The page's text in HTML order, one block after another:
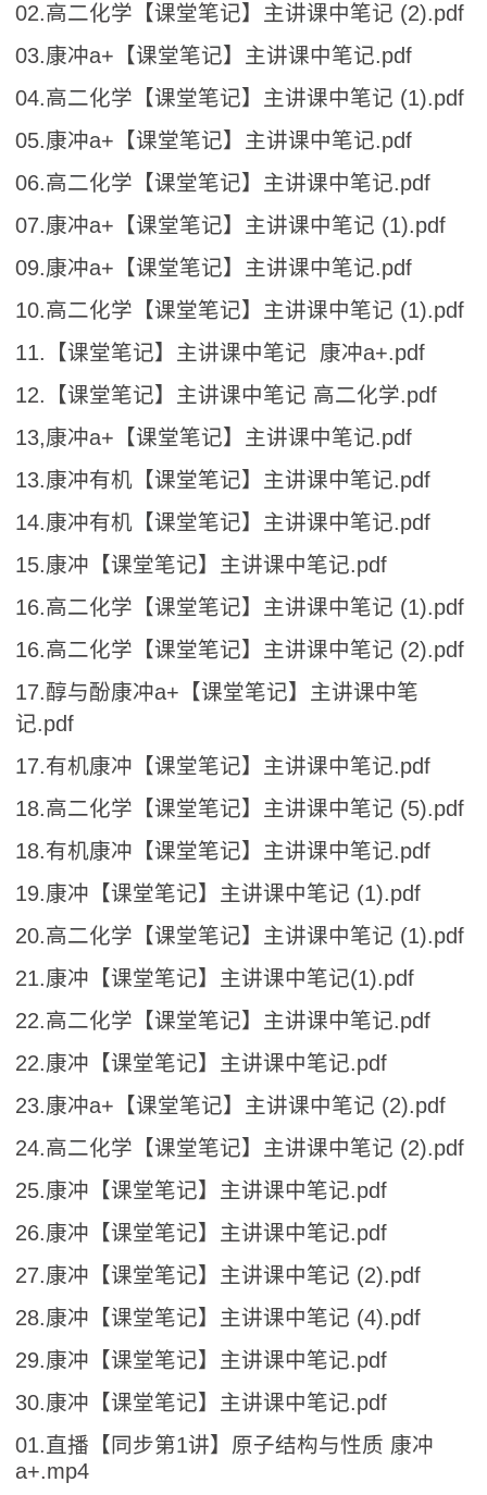
02.高二化学【课堂笔记】主讲课中笔记 (2).pdf
03.康冲a+【课堂笔记】主讲课中笔记.pdf
04.高二化学【课堂笔记】主讲课中笔记 (1).pdf
05.康冲a+【课堂笔记】主讲课中笔记.pdf
06.高二化学【课堂笔记】主讲课中笔记.pdf
07.康冲a+【课堂笔记】主讲课中笔记 (1).pdf
09.康冲a+【课堂笔记】主讲课中笔记.pdf
10.高二化学【课堂笔记】主讲课中笔记 (1).pdf
11.【课堂笔记】主讲课中笔记 康冲a+.pdf
12.【课堂笔记】主讲课中笔记 高二化学.pdf
13,康冲a+【课堂笔记】主讲课中笔记.pdf
13.康冲有机【课堂笔记】主讲课中笔记.pdf
14.康冲有机【课堂笔记】主讲课中笔记.pdf
15.康冲【课堂笔记】主讲课中笔记.pdf
16.高二化学【课堂笔记】主讲课中笔记 (1).pdf
16.高二化学【课堂笔记】主讲课中笔记 (2).pdf
17.醇与酚康冲a+【课堂笔记】主讲课中笔
记.pdf
17.有机康冲【课堂笔记】主讲课中笔记.pdf
18.高二化学【课堂笔记】主讲课中笔记 (5).pdf
18.有机康冲【课堂笔记】主讲课中笔记.pdf
19.康冲【课堂笔记】主讲课中笔记 (1).pdf
20.高二化学【课堂笔记】主讲课中笔记 (1).pdf
21.康冲【课堂笔记】主讲课中笔记(1).pdf
22.高二化学【课堂笔记】主讲课中笔记.pdf
22.康冲【课堂笔记】主讲课中笔记.pdf
23.康冲a+【课堂笔记】主讲课中笔记 (2).pdf
24.高二化学【课堂笔记】主讲课中笔记 (2).pdf
25.康冲【课堂笔记】主讲课中笔记.pdf
26.康冲【课堂笔记】主讲课中笔记.pdf
27.康冲【课堂笔记】主讲课中笔记 (2).pdf
28.康冲【课堂笔记】主讲课中笔记 (4).pdf
29.康冲【课堂笔记】主讲课中笔记.pdf
30.康冲【课堂笔记】主讲课中笔记.pdf
01.直播【同步第1讲】原子结构与性质 康冲
a+.mp4